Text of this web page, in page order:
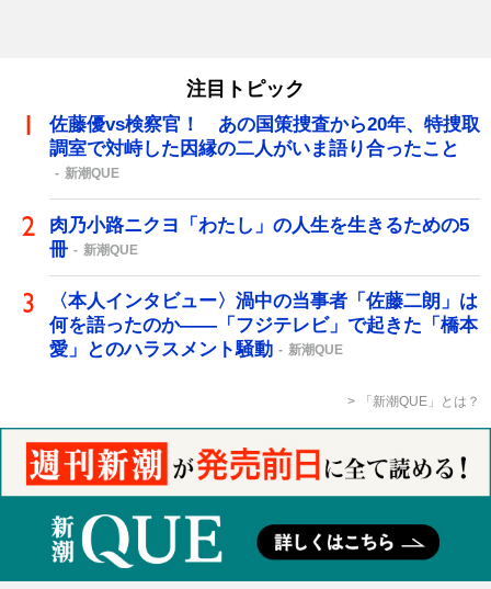
注目トピック
佐藤優vs検察官！ あの国策捜査から20年、特捜取
調室で対峙した因縁の二人がいま語り合ったこと
新潮QUE
肉乃小路ニクヨ「わたし」の人生を生きるための5
冊
新潮QUE
〈本人インタビュー〉渦中の当事者「佐藤二朗」は
何を語ったのか――「フジテレビ」で起きた「橋本
愛」とのハラスメント騒動
新潮QUE
「新潮QUE」とは？